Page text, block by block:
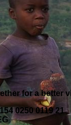
for a better
0250 0119 21